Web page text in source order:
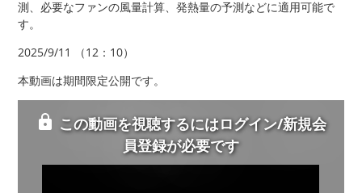
測、必要なファンの風量計算、発熱量の予測などに適用可能で
す。
2025/9/11 （12：10）
本動画は期間限定公開です。
この動画を視聴するにはログイン/新規会
員登録が必要です